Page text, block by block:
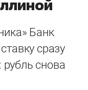
Банк
сразу
рубль снова